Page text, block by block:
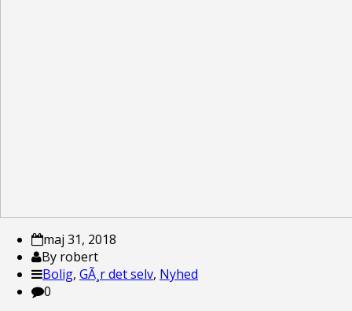
maj 31, 2018
By robert
Bolig, GÃ¸r det selv, Nyhed
0